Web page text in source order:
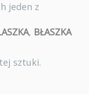
jeden z
, BŁASZKA
sztuki.